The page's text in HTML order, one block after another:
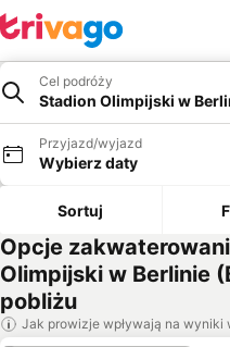
Cel podróży
Stadion Olimpijski w
Przyjazd/wyjazd
Wybierz daty
Sortuj
Opcje
Olimpijski w Berlinie
pobliżu
Jak prowizje wpływają na wyniki